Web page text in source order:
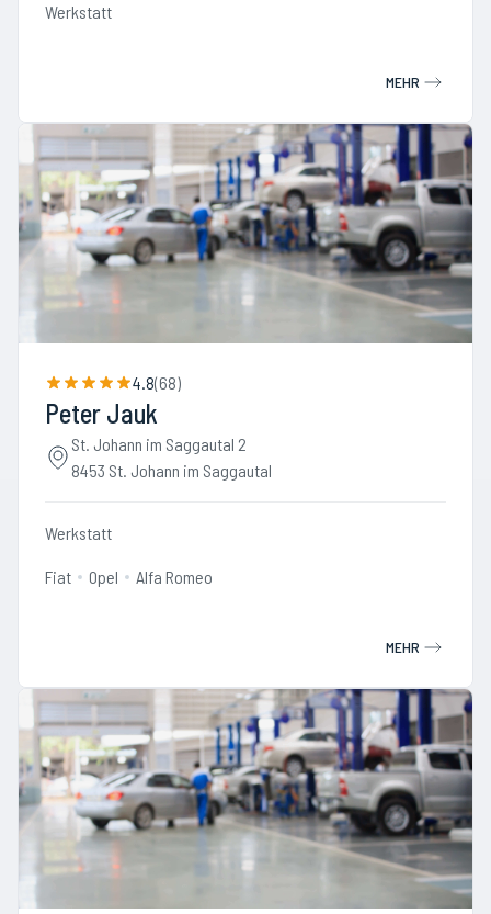
Werkstatt
MEHR
4.8(68)
Peter Jauk
St. Johann im Saggautal 2
8453 St. Johann im Saggautal
Werkstatt
Fiat Opel Alfa Romeo
MEHR